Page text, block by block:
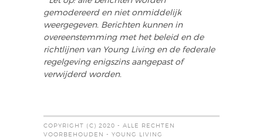
gemodereerd en niet onmiddelijk
weergegeven. Berichten kunnen in
overeenstemming met het beleid en de
richtlijnen van Young Living en de federale
regelgeving enigszins aangepast of
verwijderd worden.
COPYRIGHT (C) 2020 - ALLE RECHTEN
VOORBEHOUDEN - YOUNG LIVING